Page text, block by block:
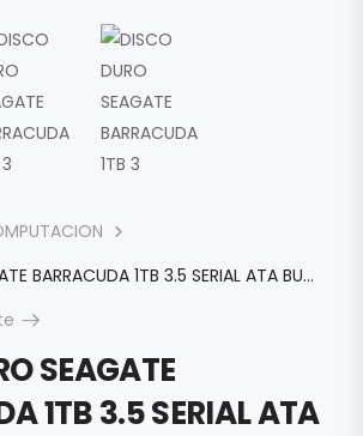
DISCO DURO SEAGATE BARRACUDA 1TB 3.5 SERIAL ATA BUFER 64 MB 7200 RPM ST1000DM010″
SEAGATE
1TB 3.5 SERIAL ATA